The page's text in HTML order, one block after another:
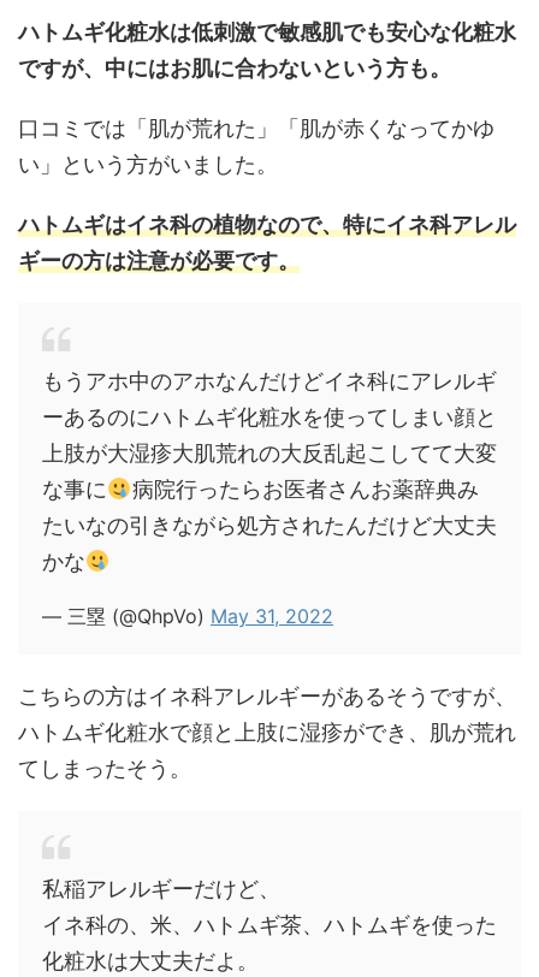
ハトムギ化粧水は低刺激で敏感肌でも安心な化粧水
ですが、中にはお肌に合わないという方も。
口コミでは「肌が荒れた」「肌が赤くなってかゆ
い」という方がいました。
ハトムギはイネ科の植物なので、特にイネ科アレル
ギーの方は注意が必要です。
もうアホ中のアホなんだけどイネ科にアレルギ
ーあるのにハトムギ化粧水を使ってしまい顔と
上肢が大湿疹大肌荒れの大反乱起こしてて大変
な事に
病院行ったらお医者さんお薬辞典み
たいなの引きながら処方されたんだけど大丈夫
かな
— 三塁 (@QhpVo) May 31, 2022
こちらの方はイネ科アレルギーがあるそうですが、
ハトムギ化粧水で顔と上肢に湿疹ができ、肌が荒れ
てしまったそう。
私稲アレルギーだけど、
イネ科の、米、ハトムギ茶、ハトムギを使った
化粧水は大丈夫だよ。